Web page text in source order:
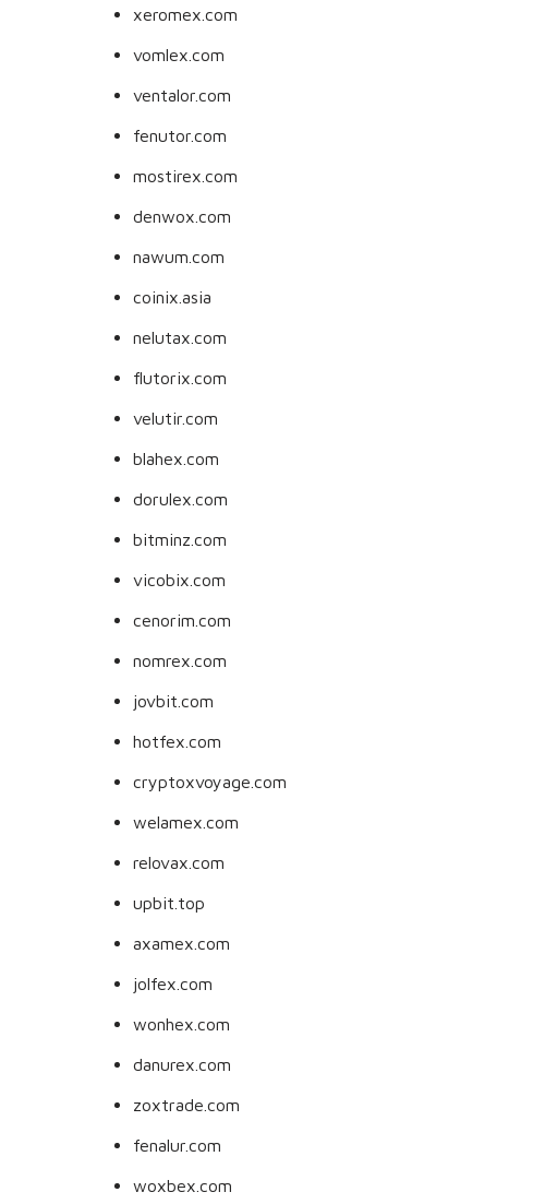
xeromex.com
vomlex.com
ventalor.com
fenutor.com
mostirex.com
denwox.com
nawum.com
coinix.asia
nelutax.com
flutorix.com
velutir.com
blahex.com
dorulex.com
bitminz.com
vicobix.com
cenorim.com
nomrex.com
jovbit.com
hotfex.com
cryptoxvoyage.com
welamex.com
relovax.com
upbit.top
axamex.com
jolfex.com
wonhex.com
danurex.com
zoxtrade.com
fenalur.com
woxbex.com